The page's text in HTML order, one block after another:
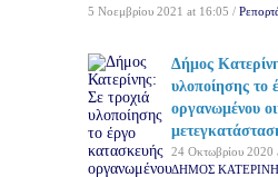
5 Νοεμβρίου 2021 at 16:05 /
Δήμος
υλοποίησης το
οργανωμένου
24 Οκτωβρίου 2020
ΔΗΜΟΣ